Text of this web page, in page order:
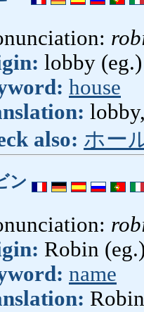
lobby (eg.)
house
also: ホー
ン
Robin
name
Robin